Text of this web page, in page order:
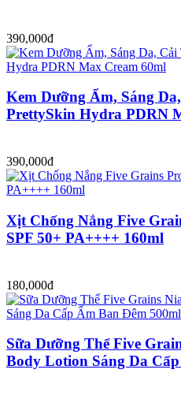
390,000đ
Kem Dưỡng Ẩm, Sáng
PrettySkin Hydra PDRN
390,000đ
Xịt Chống Nắng Five
SPF 50+ PA++++ 160ml
180,000đ
Sữa Dưỡng Thể Five
Body Lotion Sáng Da